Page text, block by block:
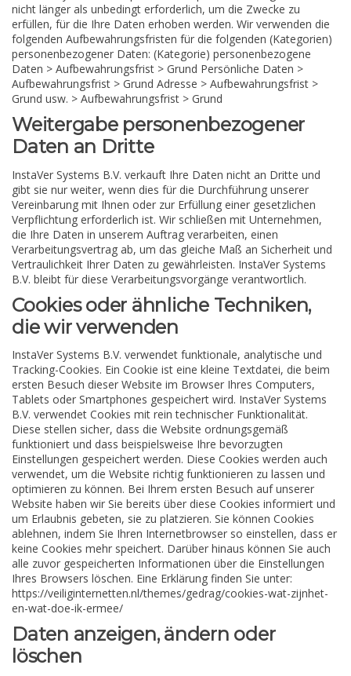
nicht länger als unbedingt erforderlich, um die Zwecke zu
erfüllen, für die Ihre Daten erhoben werden. Wir verwenden die
folgenden Aufbewahrungsfristen für die folgenden (Kategorien)
personenbezogener Daten: (Kategorie) personenbezogene
Daten > Aufbewahrungsfrist > Grund Persönliche Daten >
Aufbewahrungsfrist > Grund Adresse > Aufbewahrungsfrist >
Grund usw. > Aufbewahrungsfrist > Grund
Weitergabe personenbezogener
Daten an Dritte
InstaVer Systems B.V. verkauft Ihre Daten nicht an Dritte und
gibt sie nur weiter, wenn dies für die Durchführung unserer
Vereinbarung mit Ihnen oder zur Erfüllung einer gesetzlichen
Verpflichtung erforderlich ist. Wir schließen mit Unternehmen,
die Ihre Daten in unserem Auftrag verarbeiten, einen
Verarbeitungsvertrag ab, um das gleiche Maß an Sicherheit und
Vertraulichkeit Ihrer Daten zu gewährleisten. InstaVer Systems
B.V. bleibt für diese Verarbeitungsvorgänge verantwortlich.
Cookies oder ähnliche Techniken,
die wir verwenden
InstaVer Systems B.V. verwendet funktionale, analytische und
Tracking-Cookies. Ein Cookie ist eine kleine Textdatei, die beim
ersten Besuch dieser Website im Browser Ihres Computers,
Tablets oder Smartphones gespeichert wird. InstaVer Systems
B.V. verwendet Cookies mit rein technischer Funktionalität.
Diese stellen sicher, dass die Website ordnungsgemäß
funktioniert und dass beispielsweise Ihre bevorzugten
Einstellungen gespeichert werden. Diese Cookies werden auch
verwendet, um die Website richtig funktionieren zu lassen und
optimieren zu können. Bei Ihrem ersten Besuch auf unserer
Website haben wir Sie bereits über diese Cookies informiert und
um Erlaubnis gebeten, sie zu platzieren. Sie können Cookies
ablehnen, indem Sie Ihren Internetbrowser so einstellen, dass er
keine Cookies mehr speichert. Darüber hinaus können Sie auch
alle zuvor gespeicherten Informationen über die Einstellungen
Ihres Browsers löschen. Eine Erklärung finden Sie unter:
https://veiliginternetten.nl/themes/gedrag/cookies-wat-zijnhet-
en-wat-doe-ik-ermee/
Daten anzeigen, ändern oder
löschen